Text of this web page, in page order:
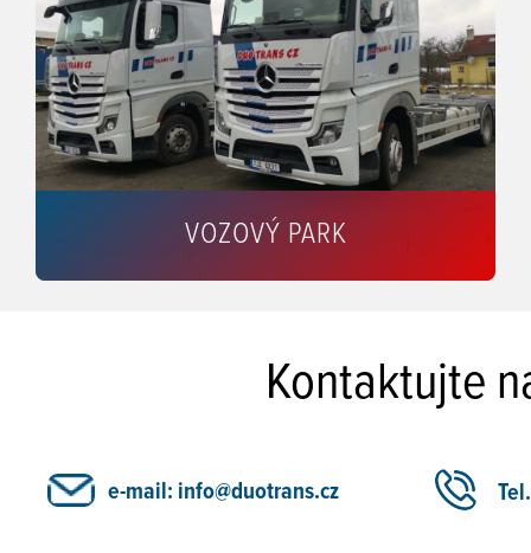
VOZOVÝ PARK
Kontaktujte
e-mail: info@duotrans.cz